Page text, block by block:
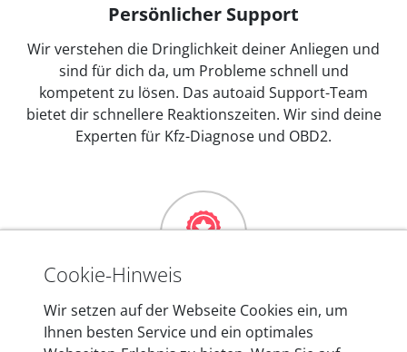
Persönlicher Support
Wir verstehen die Dringlichkeit deiner Anliegen und
sind für dich da, um Probleme schnell und
kompetent zu lösen. Das autoaid Support-Team
bietet dir schnellere Reaktionszeiten. Wir sind deine
Experten für Kfz-Diagnose und OBD2.
Mehr als 10 Jahre Erfahrung
In den Kfz-Diagnosegeräten von autoaid stecken
Cookie-Hinweis
Wir setzen auf der Webseite Cookies ein, um
Ihnen besten Service und ein optimales